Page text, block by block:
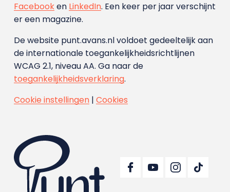
Facebooken LinkedIn. Een keer per jaar verschijnt
er een magazine.
De website punt.avans.nl voldoet gedeeltelijk aan
de internationale toegankelijkheidsrichtlijnen
WCAG 2.1, niveau AA. Ga naar de
toegankelijkheidsverklaring.
Cookie instellingen| Cookies